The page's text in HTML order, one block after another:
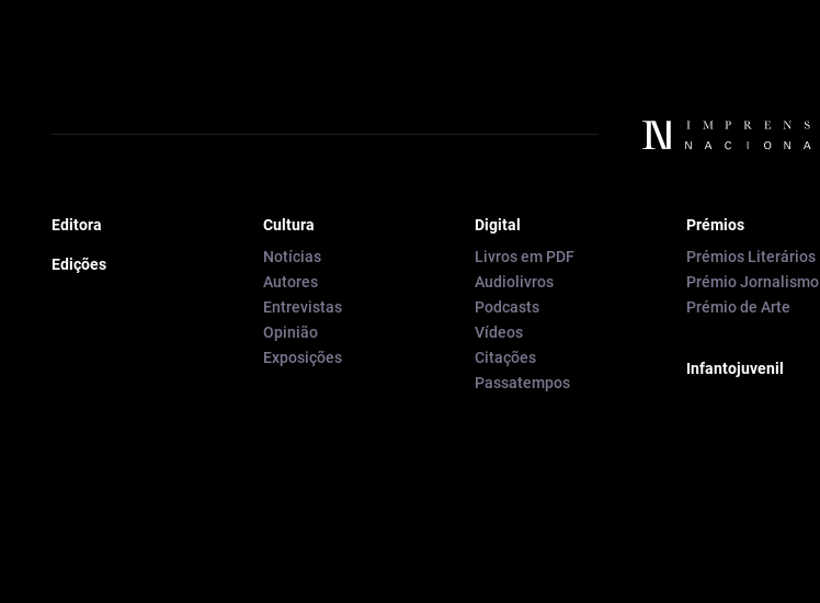
Editora
Edições
Cultura
Notícias
Autores
Entrevistas
Opinião
Exposições
Digital
Livros em PDF
Audiolivros
Podcasts
Vídeos
Citações
Passatempos
Prémios
Prémios Literários
Prémio Jornalismo
Prémio de Arte
Infantojuvenil